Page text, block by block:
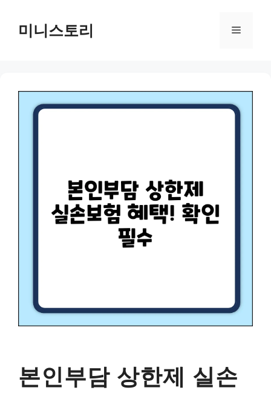
content미니스토리 Menu
본인부담 상한제 실손